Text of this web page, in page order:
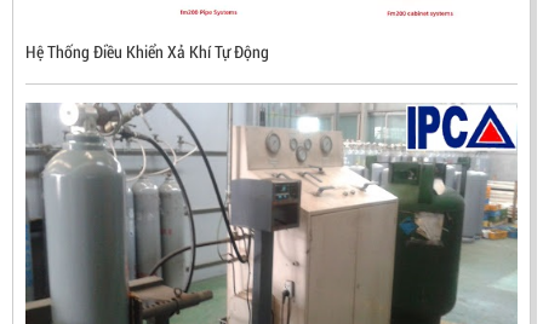
ĐẦU BÁO LỬA CHỐNG NỔ CHỐNG NƯỚC UV/IR- UX300
NHẬP KHẨU HÀN QUỐC
LIÊN HỆ
Mã sản phẩm: UX300
Hệ Thống Điều Khiển Xả Khí Tự Động